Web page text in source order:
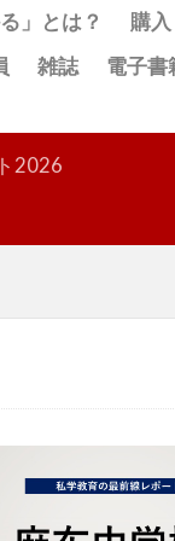
」とは？ 購
雑誌 電子書
2026
検索